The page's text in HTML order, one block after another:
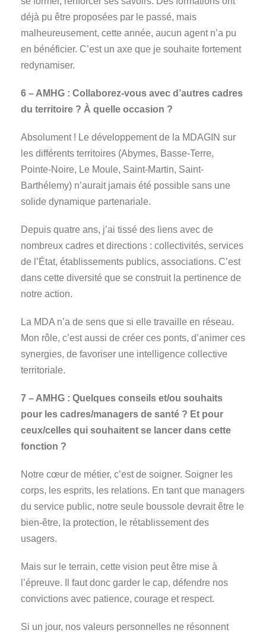
déjà pu être proposées par le passé, mais
malheureusement, cette année, aucun agent n’a pu
en bénéficier. C’est un axe que je souhaite fortement
redynamiser.
6 – AMHG : Collaborez-vous avec d’autres cadres
du territoire ? À quelle occasion ?
Absolument ! Le développement de la MDAGIN sur
les différents territoires (Abymes, Basse-Terre,
Pointe-Noire, Le Moule, Saint-Martin, Saint-
Barthélemy) n’aurait jamais été possible sans une
solide dynamique partenariale.
Depuis quatre ans, j’ai tissé des liens avec de
nombreux cadres et directions : collectivités, services
de l’État, établissements publics, associations. C’est
dans cette diversité que se construit la pertinence de
notre action.
La MDA n’a de sens que si elle travaille en réseau.
Mon rôle, c’est aussi de créer ces ponts, d’animer ces
synergies, de favoriser une intelligence collective
territoriale.
7 – AMHG : Quelques conseils et/ou souhaits
pour les cadres/managers de santé ? Et pour
ceux/celles qui souhaitent se lancer dans cette
fonction ?
Notre cœur de métier, c’est de soigner. Soigner les
corps, les esprits, les relations. En tant que managers
du service public, notre seule boussole devrait être le
bien-être, la protection, le rétablissement des
usagers.
Mais sur le terrain, cette vision peut être mise à
l’épreuve. Il faut donc garder le cap, défendre nos
convictions avec patience, courage et respect.
Si un jour, nos valeurs personnelles ne résonnent